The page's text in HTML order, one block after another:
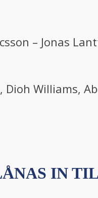
– Jonas
Dioh Williams,
IN